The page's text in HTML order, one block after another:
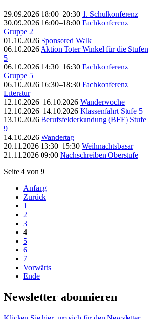
29.09.2026 18:00–20:30 1. Schulkonferenz
30.09.2026 16:00–18:00 Fachkonferenz
Gruppe 2
01.10.2026 Sponsored Walk
06.10.2026 Aktion Toter Winkel für die Stufen
5
06.10.2026 14:30–16:30 Fachkonferenz
Gruppe 5
06.10.2026 16:30–18:30 Fachkonferenz
Literatur
12.10.2026–16.10.2026 Wanderwoche
12.10.2026–14.10.2026 Klassenfahrt Stufe 5
13.10.2026 Berufsfelderkundung (BFE) Stufe
9
14.10.2026 Wandertag
20.11.2026 13:30–15:30 Weihnachtsbasar
21.11.2026 09:00 Nachschreiben Oberstufe
Seite 4 von 9
Anfang
Zurück
1
2
3
4
5
6
7
Vorwärts
Ende
Newsletter abonnieren